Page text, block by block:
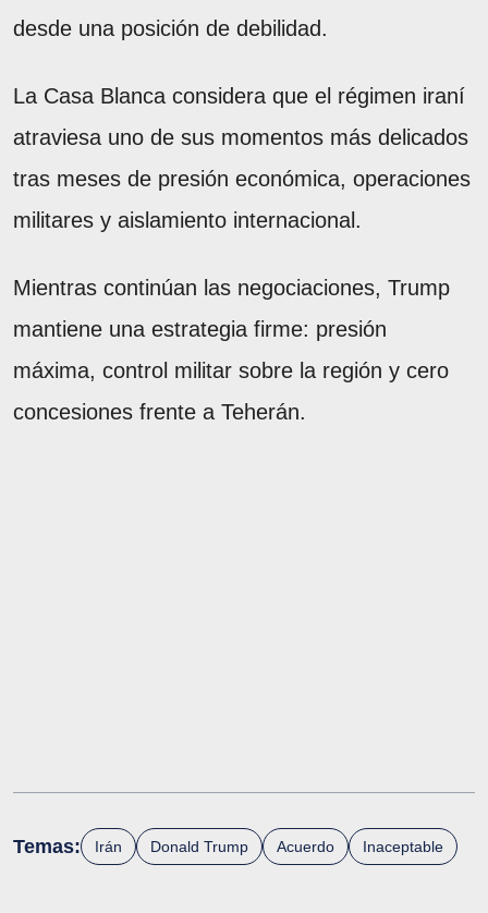
desde una posición de debilidad.
La Casa Blanca considera que el régimen iraní
atraviesa uno de sus momentos más delicados
tras meses de presión económica, operaciones
militares y aislamiento internacional.
Mientras continúan las negociaciones, Trump
mantiene una estrategia firme: presión
máxima, control militar sobre la región y cero
concesiones frente a Teherán.
Temas: Irán Donald Trump Acuerdo Inaceptable